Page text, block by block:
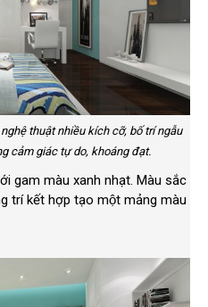
nhiều kích cỡ, bố trí ngẫu
cảm giác tự do, khoáng đạt.
gam màu xanh nhạt. Màu sắc
trí kết hợp tạo một mảng màu